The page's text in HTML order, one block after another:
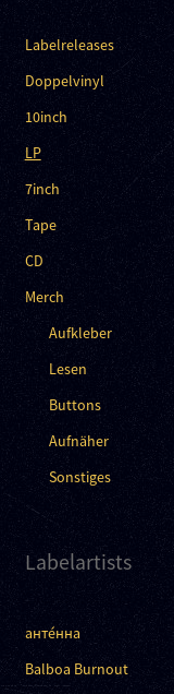
Labelreleases
Doppelvinyl
10inch
LP
7inch
Tape
CD
Merch
Aufkleber
Lesen
Buttons
Aufnäher
Sonstiges
Labelartists
анте́нна
Balboa Burnout